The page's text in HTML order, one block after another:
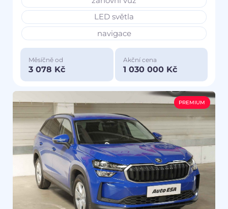
LED světla
navigace
Měsíčně od
3 078 Kč
Akční cena
1 030 000 Kč
PREMIUM